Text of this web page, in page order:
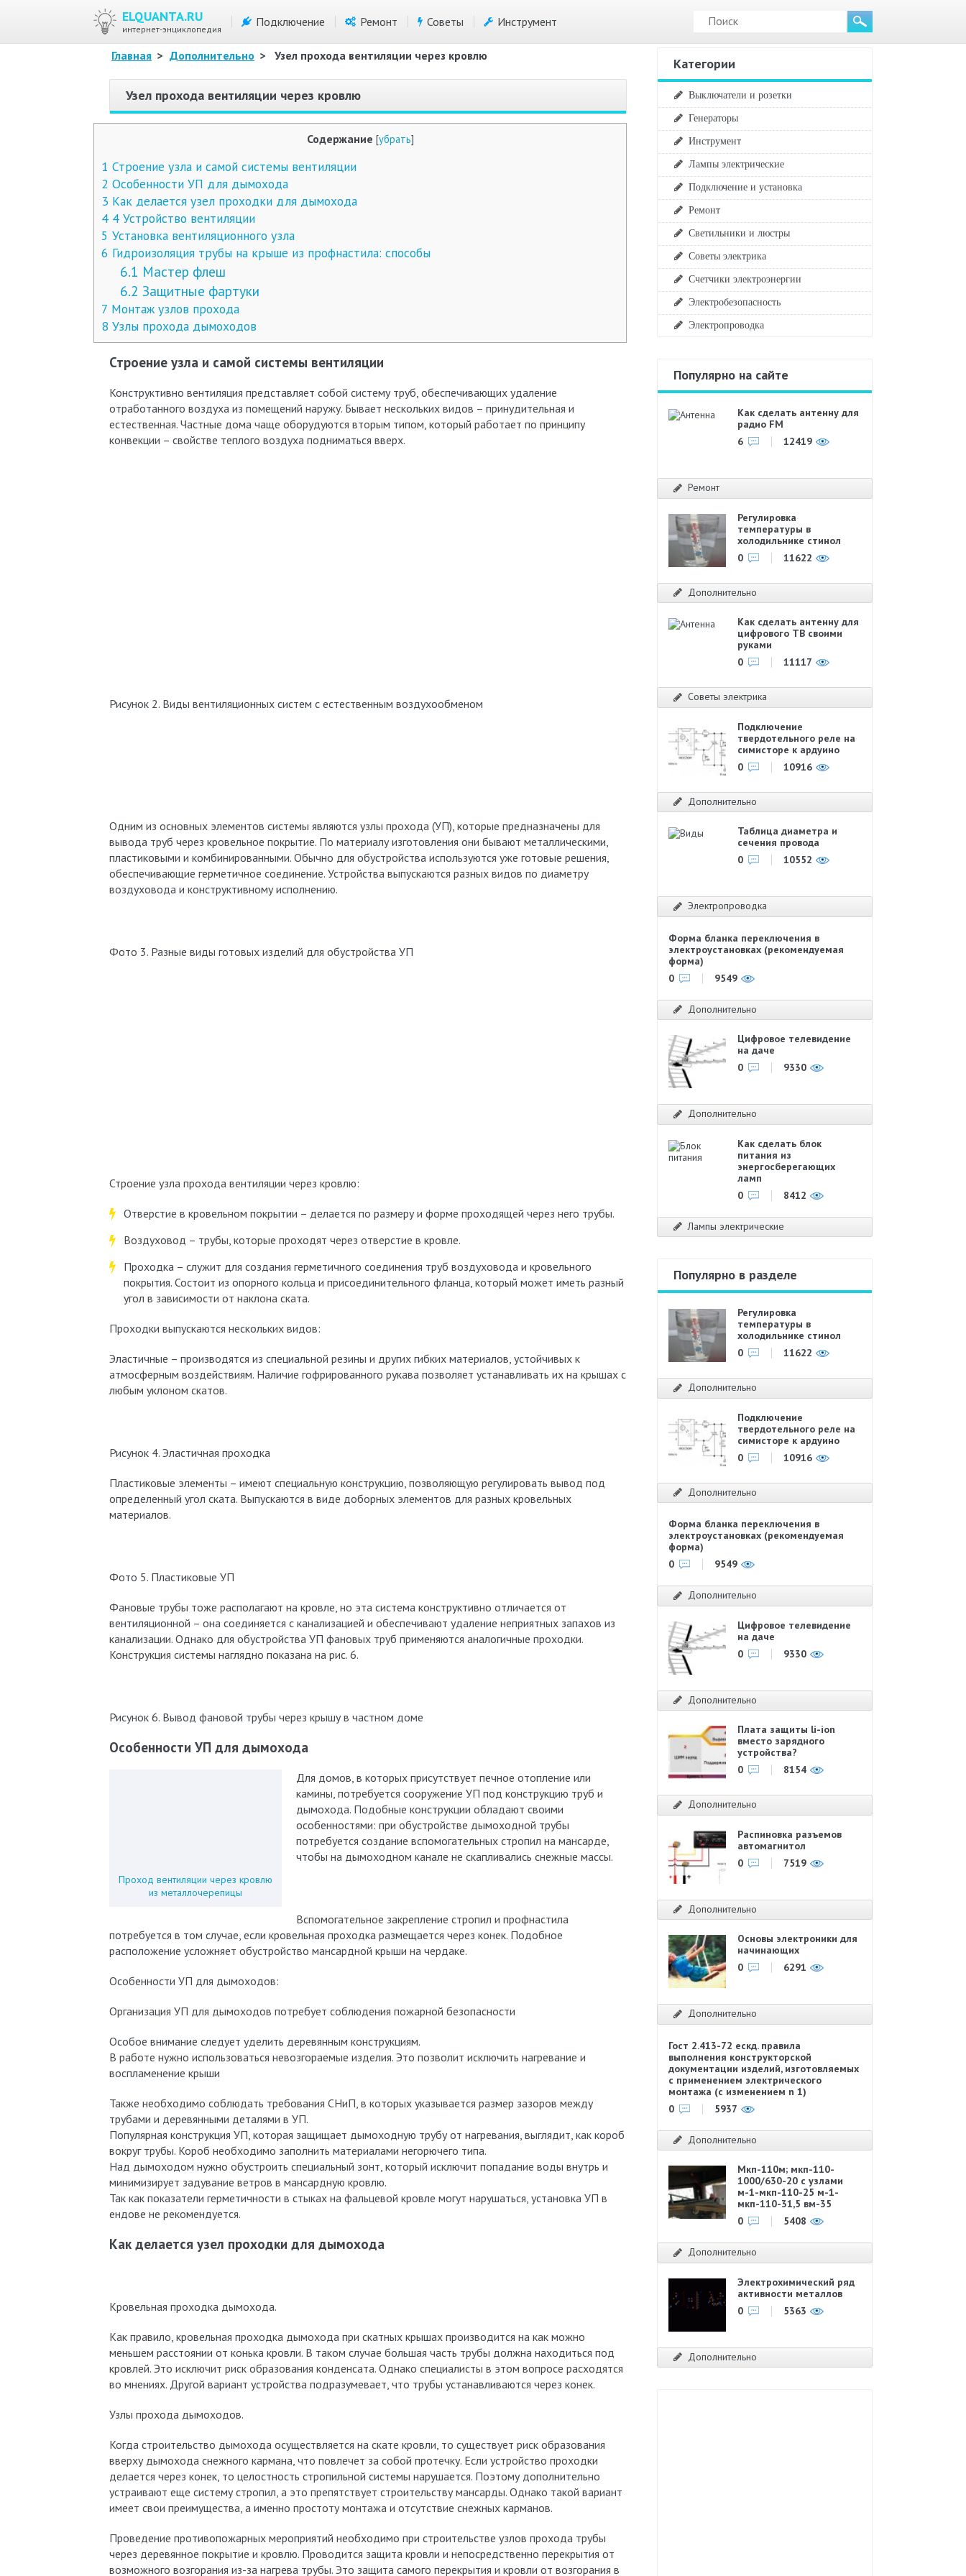
ELQUANTA.RU
интернет-энциклопедия
Подключение Ремонт Советы Инструмент
Главная > Дополнительно > Узел прохода вентиляции через кровлю
Узел прохода вентиляции через кровлю
Содержание [убрать]
1 Строение узла и самой системы вентиляции
2 Особенности УП для дымохода
3 Как делается узел проходки для дымохода
4 4 Устройство вентиляции
5 Установка вентиляционного узла
6 Гидроизоляция трубы на крыше из профнастила: способы
6.1 Мастер флеш
6.2 Защитные фартуки
7 Монтаж узлов прохода
8 Узлы прохода дымоходов
Строение узла и самой системы вентиляции
Конструктивно вентиляция представляет собой систему труб, обеспечивающих удаление
отработанного воздуха из помещений наружу. Бывает нескольких видов – принудительная и
естественная. Частные дома чаще оборудуются вторым типом, который работает по принципу
конвекции – свойстве теплого воздуха подниматься вверх.
Рисунок 2. Виды вентиляционных систем с естественным воздухообменом
Одним из основных элементов системы являются узлы прохода (УП), которые предназначены для
вывода труб через кровельное покрытие. По материалу изготовления они бывают металлическими,
пластиковыми и комбинированными. Обычно для обустройства используются уже готовые решения,
обеспечивающие герметичное соединение. Устройства выпускаются разных видов по диаметру
воздуховода и конструктивному исполнению.
Фото 3. Разные виды готовых изделий для обустройства УП
Строение узла прохода вентиляции через кровлю:
Отверстие в кровельном покрытии – делается по размеру и форме проходящей через него трубы.
Воздуховод – трубы, которые проходят через отверстие в кровле.
Проходка – служит для создания герметичного соединения труб воздуховода и кровельного
покрытия. Состоит из опорного кольца и присоединительного фланца, который может иметь разный
угол в зависимости от наклона ската.
Проходки выпускаются нескольких видов:
Эластичные – производятся из специальной резины и других гибких материалов, устойчивых к
атмосферным воздействиям. Наличие гофрированного рукава позволяет устанавливать их на крышах с
любым уклоном скатов.
Рисунок 4. Эластичная проходка
Пластиковые элементы – имеют специальную конструкцию, позволяющую регулировать вывод под
определенный угол ската. Выпускаются в виде доборных элементов для разных кровельных
материалов.
Фото 5. Пластиковые УП
Фановые трубы тоже располагают на кровле, но эта система конструктивно отличается от
вентиляционной – она соединяется с канализацией и обеспечивают удаление неприятных запахов из
канализации. Однако для обустройства УП фановых труб применяются аналогичные проходки.
Конструкция системы наглядно показана на рис. 6.
Рисунок 6. Вывод фановой трубы через крышу в частном доме
Особенности УП для дымохода
Проход вентиляции через кровлю
из металлочерепицы
Для домов, в которых присутствует печное отопление или
камины, потребуется сооружение УП под конструкцию труб и
дымохода. Подобные конструкции обладают своими
особенностями: при обустройстве дымоходной трубы
потребуется создание вспомогательных стропил на мансарде,
чтобы на дымоходном канале не скапливались снежные массы.
Вспомогательное закрепление стропил и профнастила
потребуется в том случае, если кровельная проходка размещается через конек. Подобное
расположение усложняет обустройство мансардной крыши на чердаке.
Особенности УП для дымоходов:
Организация УП для дымоходов потребует соблюдения пожарной безопасности
Особое внимание следует уделить деревянным конструкциям.
В работе нужно использоваться невозгораемые изделия. Это позволит исключить нагревание и
воспламенение крыши
Также необходимо соблюдать требования СНиП, в которых указывается размер зазоров между
трубами и деревянными деталями в УП.
Популярная конструкция УП, которая защищает дымоходную трубу от нагревания, выглядит, как короб
вокруг трубы. Короб необходимо заполнить материалами негорючего типа.
Над дымоходом нужно обустроить специальный зонт, который исключит попадание воды внутрь и
минимизирует задувание ветров в мансардную кровлю.
Так как показатели герметичности в стыках на фальцевой кровле могут нарушаться, установка УП в
ендове не рекомендуется.
Как делается узел проходки для дымохода
Кровельная проходка дымохода.
Как правило, кровельная проходка дымохода при скатных крышах производится на как можно
меньшем расстоянии от конька кровли. В таком случае большая часть трубы должна находиться под
кровлей. Это исключит риск образования конденсата. Однако специалисты в этом вопросе расходятся
во мнениях. Другой вариант устройства подразумевает, что трубы устанавливаются через конек.
Узлы прохода дымоходов.
Когда строительство дымохода осуществляется на скате кровли, то существует риск образования
вверху дымохода снежного кармана, что повлечет за собой протечку. Если устройство проходки
делается через конек, то целостность стропильной системы нарушается. Поэтому дополнительно
устраивают еще систему стропил, а это препятствует строительству мансарды. Однако такой вариант
имеет свои преимущества, а именно простоту монтажа и отсутствие снежных карманов.
Проведение противопожарных мероприятий необходимо при строительстве узлов прохода трубы
через деревянное покрытие и кровлю. Проводится защита кровли и непосредственно перекрытия от
возможного возгорания из-за нагрева трубы. Это защита самого перекрытия и кровли от возгорания в
Категории
Выключатели и розетки
Генераторы
Инструмент
Лампы электрические
Подключение и установка
Ремонт
Светильники и люстры
Советы электрика
Счетчики электроэнергии
Электробезопасность
Электропроводка
Популярно на сайте
Как сделать антенну для
радио FM
6
12419
Ремонт
Регулировка
температуры в
холодильнике стинол
0
11622
Дополнительно
Как сделать антенну для
цифрового ТВ своими
руками
0
11117
Советы электрика
Подключение
твердотельного реле на
симисторе к ардуино
0
10916
Дополнительно
Таблица диаметра и
сечения провода
0
10552
Электропроводка
Форма бланка переключения в
электроустановках (рекомендуемая
форма)
0
9549
Дополнительно
Цифровое телевидение
на даче
0
9330
Дополнительно
Как сделать блок
питания из
энергосберегающих
ламп
0
8412
Лампы электрические
Популярно в разделе
Регулировка
температуры в
холодильнике стинол
0
11622
Дополнительно
Подключение
твердотельного реле на
симисторе к ардуино
0
10916
Дополнительно
Форма бланка переключения в
электроустановках (рекомендуемая
форма)
0
9549
Дополнительно
Цифровое телевидение
на даче
0
9330
Дополнительно
Плата защиты li-ion
вместо зарядного
устройства?
0
8154
Дополнительно
Распиновка разъемов
автомагнитол
0
7519
Дополнительно
Основы электроники для
начинающих
0
6291
Дополнительно
Гост 2.413-72 ескд. правила
выполнения конструкторской
документации изделий, изготовляемых
с применением электрического
монтажа (с изменением n 1)
0
5937
Дополнительно
Мкп-110м; мкп-110-
1000/630-20 с узлами
м-1-мкп-110-25 м-1-
мкп-110-31,5 вм-35
0
5408
Дополнительно
Электрохимический ряд
активности металлов
0
5363
Дополнительно